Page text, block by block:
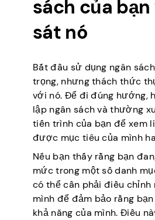
sách của
sát nó
Bắt đầu sử dụng ngân
trọng, nhưng thách thức
với nó. Để đi đúng hướng,
lập ngân sách và thường
tiến trình của bạn để xem
được mục tiêu của mình
Nếu bạn thấy rằng bạn
mức trong một số danh
có thể cần phải điều chỉnh
mình để đảm bảo rằng
khả năng của mình. Điều